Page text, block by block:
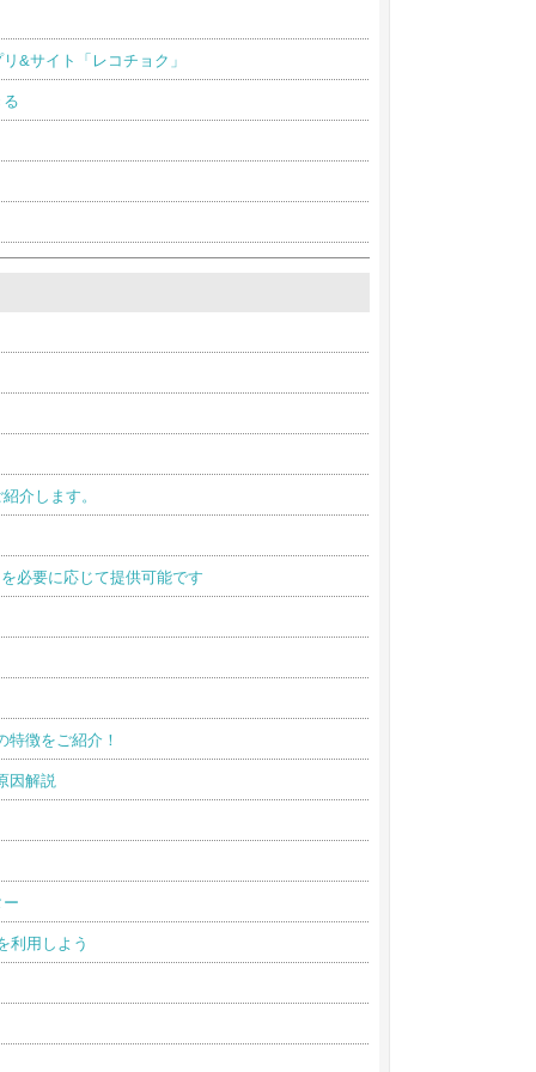
&サイト「レコチョク」
介します。
必要に応じて提供可能です
徴をご紹介！
因解説
利用しよう